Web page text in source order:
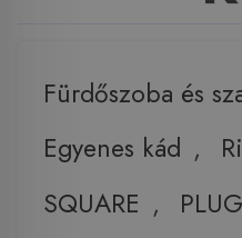
Fürdőszoba és
Egyenes kád ,
SQUARE , PLUG